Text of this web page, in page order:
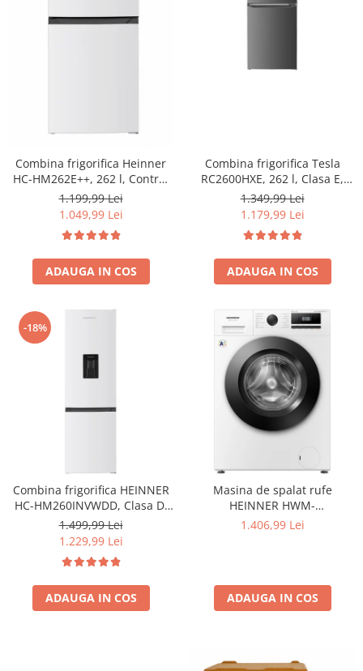
Combina frigorifica Heinner
HC-HM262E++, 262 l, Control
electronic, Iluminare LED, Usi
reversibile, Clasa E, H 180 cm,
Alb
1.199,99 Lei
1.049,99 Lei
ADAUGA IN COS
Combina frigorifica Tesla
RC2600HXE, 262 l, Clasa E,
Iluminare LED, dezghetare
automata frigider, H 180 cm,
Inox
1.349,99 Lei
1.179,99 Lei
ADAUGA IN COS
-18%
Combina frigorifica HEINNER
HC-HM260INVWDD, Clasa D,
260L, Dozator apa, Control
electronic cu termostat
ajustabil, Lumina LED, Usa
reversibila, H 180 cm, Alb
1.499,99 Lei
1.229,99 Lei
ADAUGA IN COS
Masina de spalat rufe
HEINNER HWM-
HME9014IVA10+++, 9 KG, 1400
1.406,99 Lei
ADAUGA IN COS